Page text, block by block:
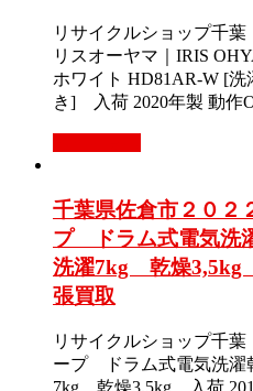
リサイクルショップ千
リスオーヤマ｜IRIS
ホワイト HD81AR-W [洗
き] 入荷 2020年製 動作
千葉県佐倉市２０
プ ドラム式電気洗
洗濯7kg 乾燥3,5kg
張買取
リサイクルショップ千
ープ ドラム式電気洗